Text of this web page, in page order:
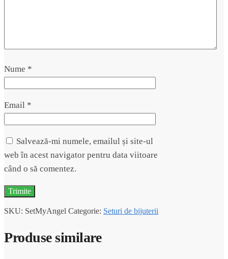
Nume *
Email *
Salvează-mi numele, emailul și site-ul
web în acest navigator pentru data viitoare
când o să comentez.
SKU: SetMyAngel Categorie: Seturi de bijuterii
Produse similare